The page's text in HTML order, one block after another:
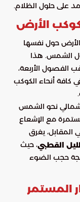
على حلول الظلام.
كوكب الأرض
حول نفسها
حول الشمس. هذا
الفصول الأربعة،
كافة أنحاء الكوكب
نحو الشمس
مع الإشعاع
يغرق
القطبي، حيث
حجب الضوء
المستمر